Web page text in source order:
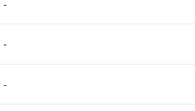
-
-
-